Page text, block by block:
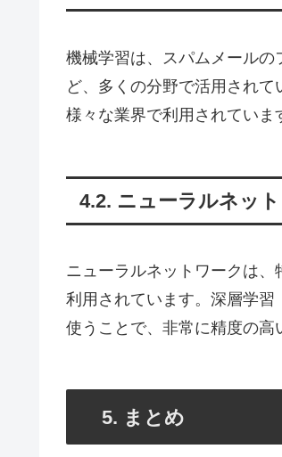
機械学習は、スパムメール
ど、多くの分野で活用されて
様々な業界で利用されていま
4.2. ニューラルネッ
ニューラルネットワークは
利用されています。深層学
使うことで、非常に精度の高
5. まとめ